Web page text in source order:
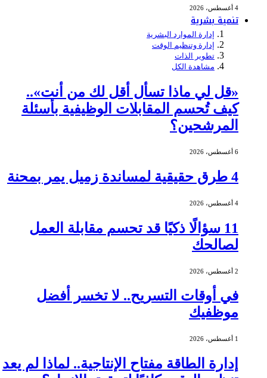
4 أغسطس، 2026
تنمية بشرية
إدارة الموارد البشرية
إدارة وتنظيم الوقت
تطوير الذات
مشاهدة الكل
«قل لي ماذا تسأل أقل لك من أنت»..
كيف تُحسم المقابلات الوظيفية بأسئلة
المرشحين؟
6 أغسطس، 2026
4 طرق حقيقية لمساندة زميل يمر بمحنة
4 أغسطس، 2026
11 سؤالًا ذكيًا قد تحسم مقابلة العمل
لصالحك
2 أغسطس، 2026
في أوقات التسريح.. لا تخسر أفضل
موظفيك
1 أغسطس، 2026
إدارة الطاقة مفتاح الإنتاجية.. لماذا لم يعد